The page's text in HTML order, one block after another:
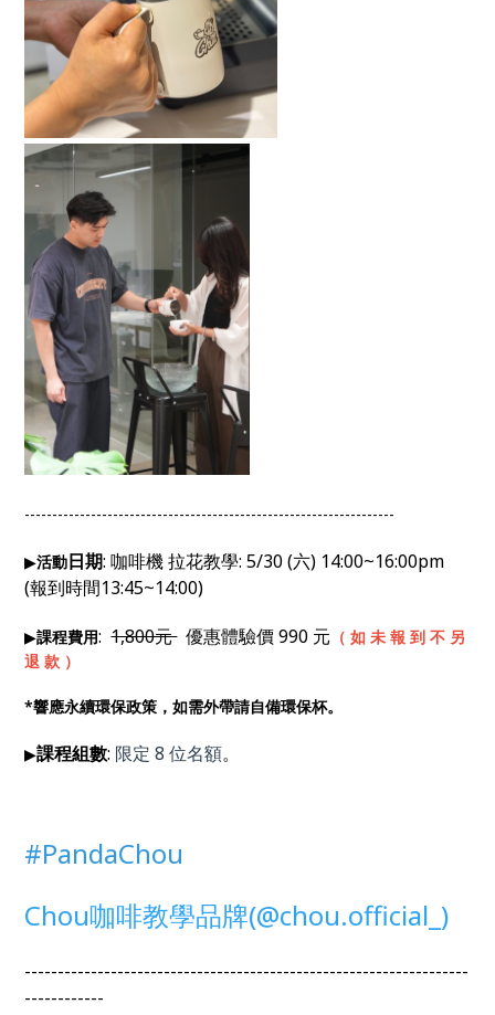
-------------------------------------------------------------------
▶活動日期: 咖啡機 拉花教學: 5/30 (六) 14:00~16:00pm
(報到時間13:45~14:00)
▶課程費用:1,800元 優惠體驗價 990 元 （ 如 未 報 到 不 另
退 款 ）
*響應永續環保政策，如需外帶請自備環保杯。
▶課程組數: 限定 8 位名額。
#PandaChou
Chou咖啡教學品牌(@chou.official_)
-------------------------------------------------------------------
------------